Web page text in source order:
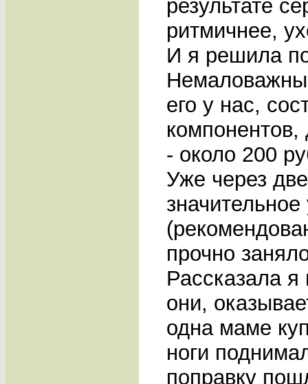
результате
ритмичнее,
И я решила
его у нас,
- около 200
Уже через
прочно
Рассказала я
они,
одна маме
ноги
поправку